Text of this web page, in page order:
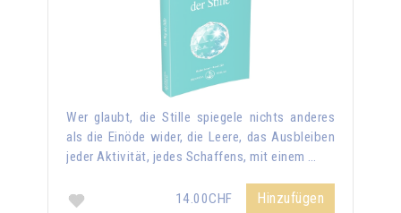
Wer glaubt, die Stille spiegele nichts anderes
als die Einöde wider, die Leere, das Ausbleiben
jeder Aktivität, jedes Schaffens, mit einem …
14.00CHF Hinzufügen